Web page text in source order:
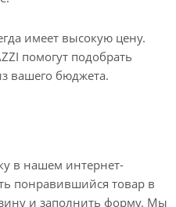
имеет высокую цену.
помогут подобрать
вашего бюджета.
в нашем интернет-
понравившийся товар в
и заполнить форму. Мы